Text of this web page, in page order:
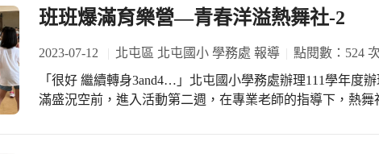
識，太優了啦。」 梅花鹿班蔡敬萱老師說：「孩子們期待好久的玩水日終於到了！
玩水場地在學校佈置下堪比水上樂園，有滑水道還有小瀑布
開！玩完水後還有棒打西瓜的活動，有得玩又還有得吃，好
還想再玩！感謝學校用心籌辦的夏日活動，真是太幸福啦！
說：「這次南屯的夏日玩水設備實在太令人驚艷，從自行
置、清涼的泳池、備水區，完全是超高級版的水上樂園，謝
座透明的斷層地形保留區，保留了多處因大地震而撕裂的校
和兒童遊戲區，是兼具教育和踏青的好去處。
班班爆滿育樂營—青春洋溢熱舞社-2
2023-07-12 北屯區 北屯國小 學務處 報導 點閱數：524 次
「很好 繼續轉身3and4…」北屯國小學務處辦理111學年度
滿盛況空前，進入活動第二週，在專業老師的指導下，熱舞